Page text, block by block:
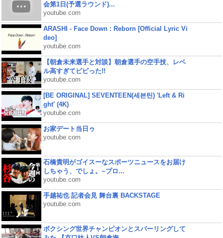
会第1日(予選ラウンド)...
youtube.com
ARASHI - Face Down : Reborn [Official Lyric Vi
deo]
youtube.com
【朝倉未来選手と対談】朝倉選手の空手技、レベ
ル高すぎてビビった!!
youtube.com
[BE ORIGINAL] SEVENTEEN(세븐틴) 'Left & Ri
ght' (4K)
youtube.com
お家デート当日ゥ
youtube.com
石橋貴明がゴイスーなスポーツニュースをお届け
しちゃう、でしょ。~プロ...
youtube.com
手越祐也 記者会見 舞台裏 BACKSTAGE
youtube.com
ボクシング世界チャンピオンとスパーリングして